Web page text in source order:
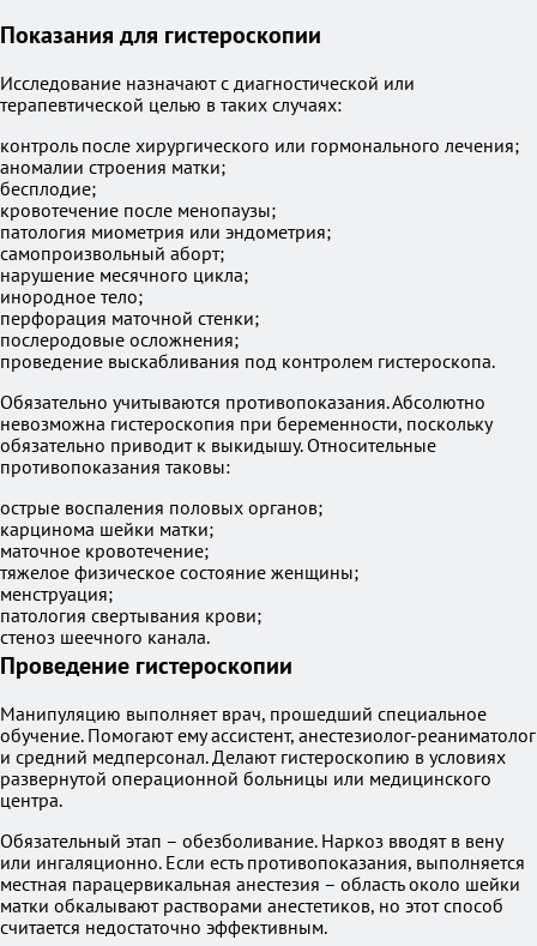
Показания для гистероскопии
Исследование назначают с диагностической или
терапевтической целью в таких случаях:
контроль после хирургического или гормонального лечения;
аномалии строения матки;
бесплодие;
кровотечение после менопаузы;
патология миометрия или эндометрия;
самопроизвольный аборт;
нарушение месячного цикла;
инородное тело;
перфорация маточной стенки;
послеродовые осложнения;
проведение выскабливания под контролем гистероскопа.
Обязательно учитываются противопоказания. Абсолютно
невозможна гистероскопия при беременности, поскольку
обязательно приводит к выкидышу. Относительные
противопоказания таковы:
острые воспаления половых органов;
карцинома шейки матки;
маточное кровотечение;
тяжелое физическое состояние женщины;
менструация;
патология свертывания крови;
стеноз шеечного канала.
Проведение гистероскопии
Манипуляцию выполняет врач, прошедший специальное
обучение. Помогают ему ассистент, анестезиолог-реаниматолог
и средний медперсонал. Делают гистероскопию в условиях
развернутой операционной больницы или медицинского
центра.
Обязательный этап – обезболивание. Наркоз вводят в вену
или ингаляционно. Если есть противопоказания, выполняется
местная парацервикальная анестезия – область около шейки
матки обкалывают растворами анестетиков, но этот способ
считается недостаточно эффективным.